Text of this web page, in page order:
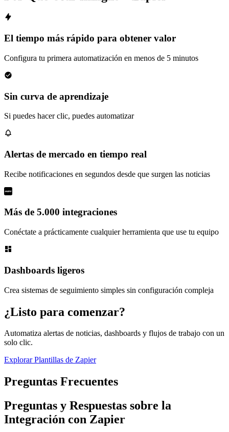
El tiempo más rápido para obtener valor
Configura tu primera automatización en menos de 5 minutos
Sin curva de aprendizaje
Si puedes hacer clic, puedes automatizar
Alertas de mercado en tiempo real
Recibe notificaciones en segundos desde que surgen las noticias
Más de 5.000 integraciones
Conéctate a prácticamente cualquier herramienta que use tu equipo
Dashboards ligeros
Crea sistemas de seguimiento simples sin configuración compleja
¿Listo para comenzar?
Automatiza alertas de noticias, dashboards y flujos de trabajo con un
solo clic.
Explorar Plantillas de Zapier
Preguntas Frecuentes
Preguntas y Respuestas sobre la
Integración con Zapier